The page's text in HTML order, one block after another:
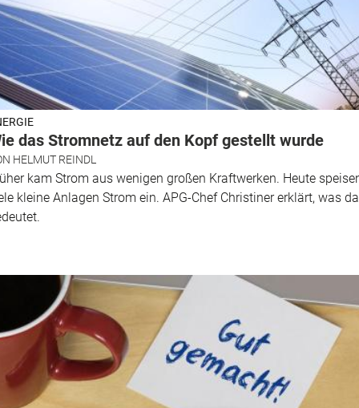
das Stromnetz auf den Kopf gestellt wurde
HELMUT REINDL
kam Strom aus wenigen großen Kraftwerken. Heute
kleine Anlagen Strom ein. APG-Chef Christiner erklärt, was